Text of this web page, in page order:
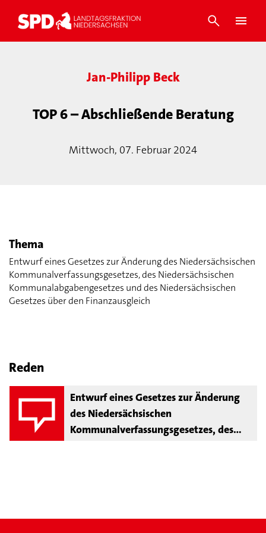
Jan-Philipp Beck
TOP 6 – Abschließende Beratung
Mittwoch, 07. Februar 2024
Thema
Entwurf eines Gesetzes zur Änderung des Niedersächsischen
Kommunalverfassungsgesetzes, des Niedersächsischen
Kommunalabgabengesetzes und des Niedersächsischen
Gesetzes über den Finanzausgleich
Reden
Entwurf eines Gesetzes zur Änderung
des Niedersächsischen
Kommunalverfassungsgesetzes, des